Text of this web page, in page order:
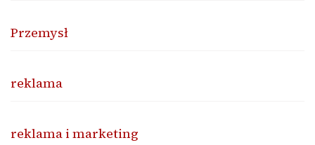
Przemysł
reklama
reklama i marketing